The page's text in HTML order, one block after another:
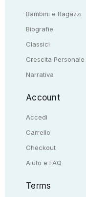
Bambini e Ragazzi
Biografie
Classici
Crescita Personale
Narrativa
Account
Accedi
Carrello
Checkout
Aiuto e FAQ
Terms